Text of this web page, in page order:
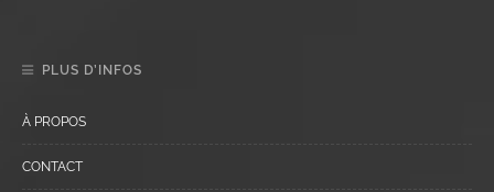
PLUS D’INFOS
À PROPOS
CONTACT